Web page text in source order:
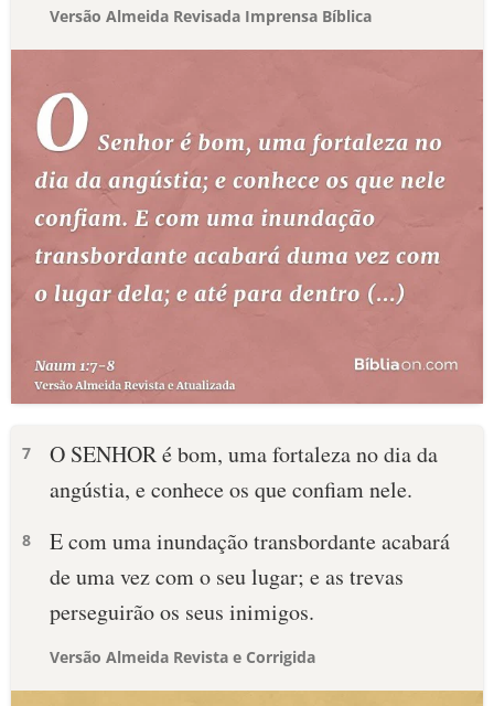
Versão Almeida Revisada Imprensa Bíblica
7
O SENHOR é bom, uma fortaleza no dia da
angústia, e conhece os que confiam nele.
8
E com uma inundação transbordante acabará
de uma vez com o seu lugar; e as trevas
perseguirão os seus inimigos.
Versão Almeida Revista e Corrigida